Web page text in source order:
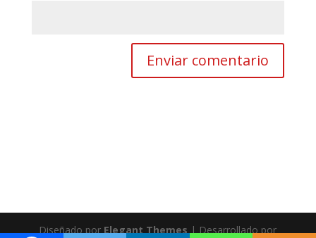
Diseñado porElegant Themes| Desarrollado por